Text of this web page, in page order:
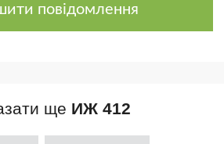
повідомлення
ще ИЖ 412